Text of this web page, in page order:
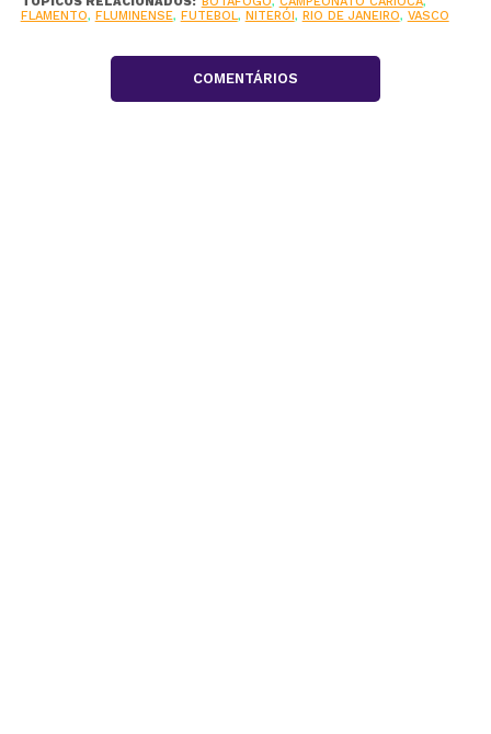
FLAMENTO, FLUMINENSE, FUTEBOL, NITERÓI, RIO DE JANEIRO, VASCO
COMENTÁRIOS